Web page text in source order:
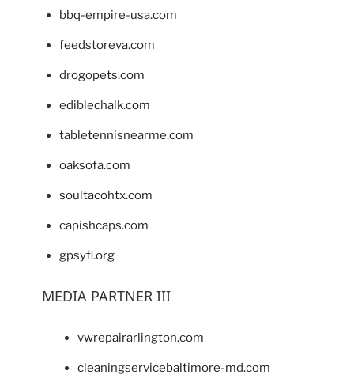
bbq-empire-usa.com
feedstoreva.com
drogopets.com
ediblechalk.com
tabletennisnearme.com
oaksofa.com
soultacohtx.com
capishcaps.com
gpsyfl.org
MEDIA PARTNER III
vwrepairarlington.com
cleaningservicebaltimore-md.com